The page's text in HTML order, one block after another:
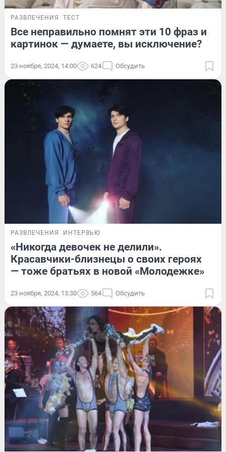
РАЗВЛЕЧЕНИЯ ТЕСТ
Все неправильно помнят эти 10 фраз и
картинок — думаете, вы исключение?
23 ноября, 2024, 14:00 624 Обсудить
РАЗВЛЕЧЕНИЯ ИНТЕРВЬЮ
«Никогда девочек не делили».
Красавчики-близнецы о своих героях
— тоже братьях в новой «Молодежке»
23 ноября, 2024, 13:30 564 Обсудить